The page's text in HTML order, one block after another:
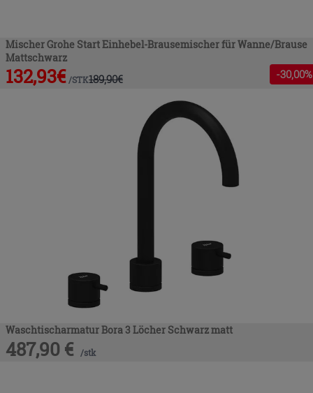
Mischer Grohe Start Einhebel-Brausemischer für Wanne/Brause
Mattschwarz
132,93€ /STK189,90€ -30,00%
Waschtischarmatur Bora 3 Löcher Schwarz matt
487,90 € /stk